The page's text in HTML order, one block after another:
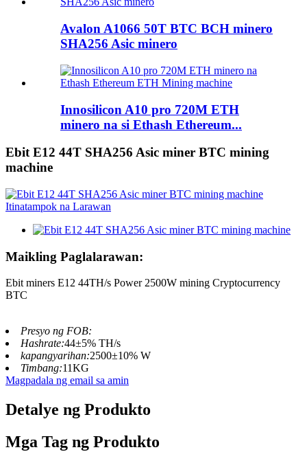
Avalon A1066 50T BTC BCH minero
SHA256 Asic minero
Innosilicon A10 pro 720M ETH
minero na si Ethash Ethereum...
Ebit E12 44T SHA256 Asic miner BTC mining
machine
Maikling Paglalarawan:
Ebit miners E12 44TH/s Power 2500W mining Cryptocurrency
BTC
Presyo ng FOB:
Hashrate:44±5% TH/s
kapangyarihan:2500±10% W
Timbang:11KG
Magpadala ng email sa amin
Detalye ng Produkto
Mga Tag ng Produkto